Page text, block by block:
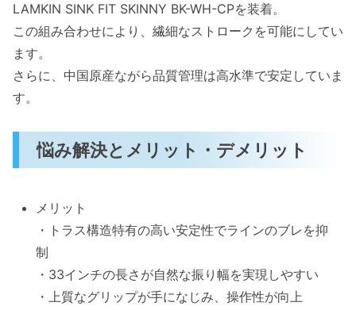
LAMKIN SINK FIT SKINNY BK-WH-CPを装着。
この組み合わせにより、繊細なストロークを可能にしてい
ます。
さらに、中国原産ながら品質管理は高水準で安定していま
す。
悩み解決とメリット・デメリット
メリット
・トラス構造特有の高い安定性でラインのブレを抑
制
・33インチの長さが自然な振り幅を実現しやすい
・上質なグリップが手になじみ、操作性が向上